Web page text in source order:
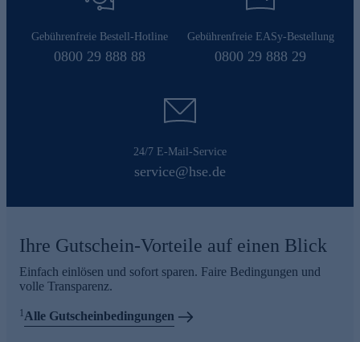
Gebührenfreie Bestell-Hotline
0800 29 888 88
Gebührenfreie EASy-Bestellung
0800 29 888 29
24/7 E-Mail-Service
service@hse.de
Ihre Gutschein-Vorteile auf einen Blick
Einfach einlösen und sofort sparen. Faire Bedingungen und
volle Transparenz.
1Alle Gutscheinbedingungen